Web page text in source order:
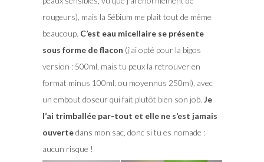
rougeurs), mais la Sébium me plait tout de même
beaucoup. C’est eau micellaire se présente
sous forme de flacon (j’ai opté pour la bigos
version : 500ml, mais tu peux la retrouver en
format minus 100ml, ou moyennus 250ml), avec
un embout doseur qui fait plutôt bien son job. Je
l’ai trimballée par-tout et elle ne s’est jamais
ouvertedans mon sac, donc si tu es nomade :
aucun risque !